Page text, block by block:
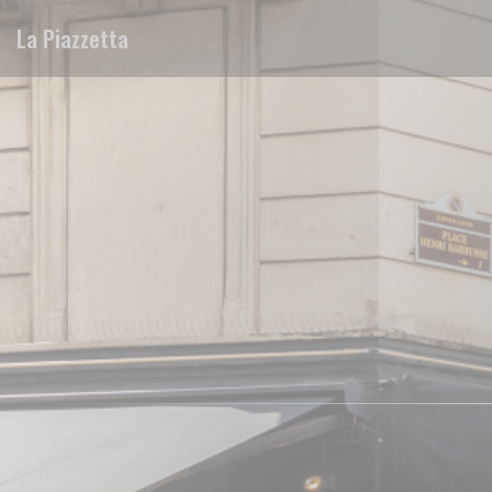
Πίνακας διαχείρισης "Μπισκότων" (Cookies)
La Piazzetta